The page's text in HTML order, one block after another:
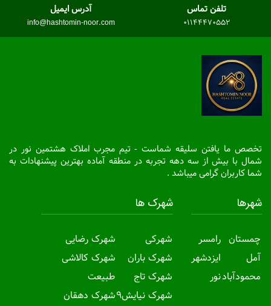
تلفن تماس
01144470552
آدرس ایمیل
info@hashtomin-noor.com
تخصص ما یافتن سلیقه شماست - تیم مجرب املاک هشتمین نور در
شمال با بیش از سه دهه تجربه در منطقه آماده بهترین پیشنهادات به
شما کاربران گرامی میباشد .
شهرها
چمستان
آمل
محمودآباد
رامسر
ایزدشهر
نور
شهرک ها
شهرکی
شهرک باران
شهرک تاج
شهرک نیایش9
شهرک رضایی
شهرک کالاشی
طبیعت
شهرک دهقان